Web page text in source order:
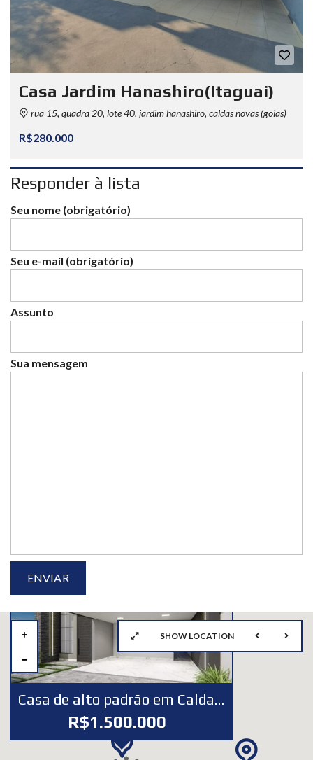
Casa Jardim Hanashiro(Itaguai)
rua 15, quadra 20, lote 40, jardim hanashiro, caldas novas (goias)
R$280.000
Responder à lista
Seu nome (obrigatório)
Seu e-mail (obrigatório)
Assunto
Sua mensagem
Casa de alto padrão em Caldas Novas(GO)
R$1.500.000
SHOW LOCATION